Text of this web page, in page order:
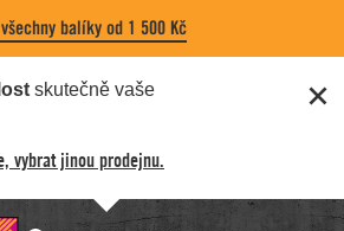
balíky od 1 500 Kč
skutečně vaše
vybrat jinou prodejnu.